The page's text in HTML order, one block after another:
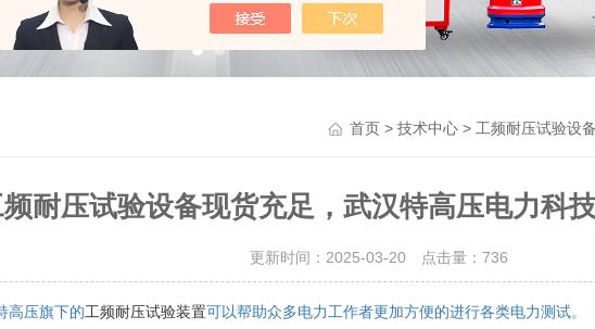
首页 >技术中心 > 工频耐压试验设
耐压试验设备现货充足，武汉特高压电力科
更新时间：2025-03-20 点击量：736
高压旗下的工频耐压试验装置可以帮助众多电力工作者更加方便的进行各类电力测试。